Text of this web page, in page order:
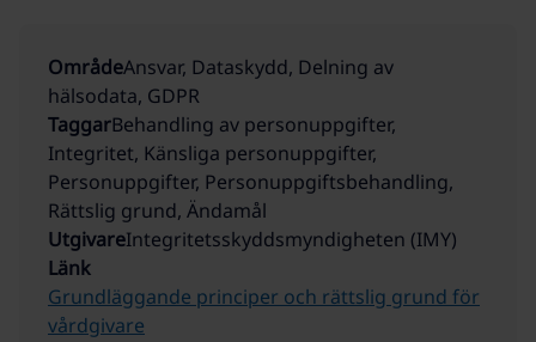
OmrådeAnsvar, Dataskydd, Delning av
hälsodata, GDPR
TaggarBehandling av personuppgifter,
Integritet, Känsliga personuppgifter,
Personuppgifter, Personuppgiftsbehandling,
Rättslig grund, Ändamål
UtgivareIntegritetsskyddsmyndigheten (IMY)
Länk
Grundläggande principer och rättslig grund för
vårdgivare